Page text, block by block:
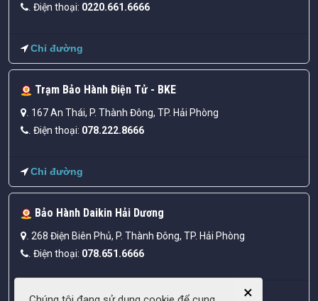
Điện thoại: 0220.661.6666
Chỉ đường
Trạm Bảo Hành Điện Tử - BKE
167 An Thái, P. Thành Đông, TP. Hải Phòng
Điện thoại: 078.222.8666
Chỉ đường
Bảo Hành Daikin Hải Dương
268 Điện Biên Phủ, P. Thành Đông, TP. Hải Phòng
Điện thoại: 078.651.6666
Chỉ đường ×